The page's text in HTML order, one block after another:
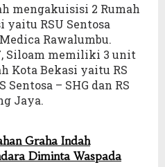
mengakuisisi 2 Rumah
RSU Sentosa
Rawalumbu.
Siloam memiliki 3 unit
Kota Bekasi yaitu RS
Sentosa – SHG dan RS
Jaya.
Graha Indah
Diminta Waspada